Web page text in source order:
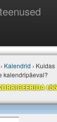
(EST)
› Kalendrid › Kuidas
kalendripäeval?